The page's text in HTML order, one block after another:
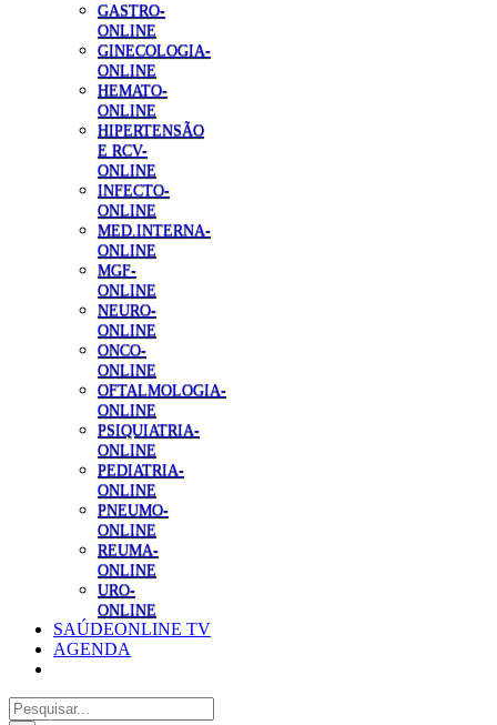
GASTRO-
ONLINE
GINECOLOGIA-
ONLINE
HEMATO-
ONLINE
HIPERTENSÃO
E RCV-
ONLINE
INFECTO-
ONLINE
MED.INTERNA-
ONLINE
MGF-
ONLINE
NEURO-
ONLINE
ONCO-
ONLINE
OFTALMOLOGIA-
ONLINE
PSIQUIATRIA-
ONLINE
PEDIATRIA-
ONLINE
PNEUMO-
ONLINE
REUMA-
ONLINE
URO-
ONLINE
SAÚDEONLINE TV
AGENDA
Pesquisar